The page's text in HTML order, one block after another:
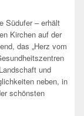
Südufer – erhält
Kirchen auf der
das „Herz vom
und
neben, in
schönsten